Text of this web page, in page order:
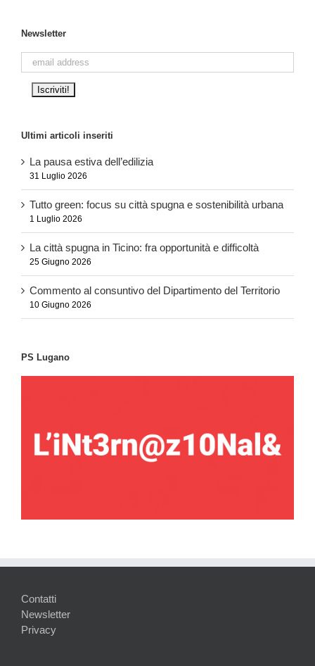
Newsletter
Ultimi articoli inseriti
La pausa estiva dell’edilizia
31 Luglio 2026
Tutto green: focus su città spugna e sostenibilità urbana
1 Luglio 2026
La città spugna in Ticino: fra opportunità e difficoltà
25 Giugno 2026
Commento al consuntivo del Dipartimento del Territorio
10 Giugno 2026
PS Lugano
Contatti
Newsletter
Privacy